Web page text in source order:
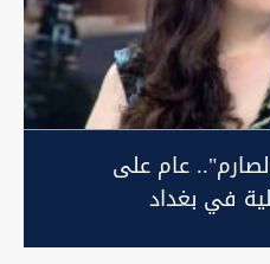
عام على
في بغداد